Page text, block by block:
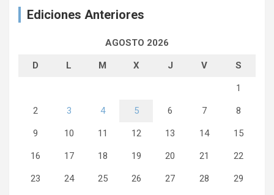
Ediciones Anteriores
AGOSTO 2026
D L M X J V S
1
2 3 4 5 6 7 8
9 10 11 12 13 14 15
16 17 18 19 20 21 22
23 24 25 26 27 28 29